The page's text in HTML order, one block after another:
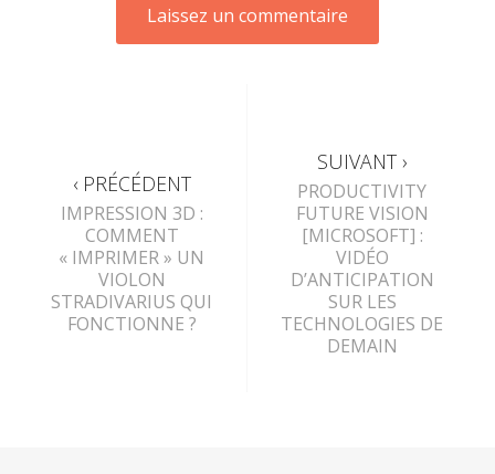
‹ PRÉCÉDENT
IMPRESSION 3D :
COMMENT
« IMPRIMER » UN
VIOLON
STRADIVARIUS QUI
FONCTIONNE ?
SUIVANT ›
PRODUCTIVITY
FUTURE VISION
[MICROSOFT] :
VIDÉO
D’ANTICIPATION
SUR LES
TECHNOLOGIES DE
DEMAIN